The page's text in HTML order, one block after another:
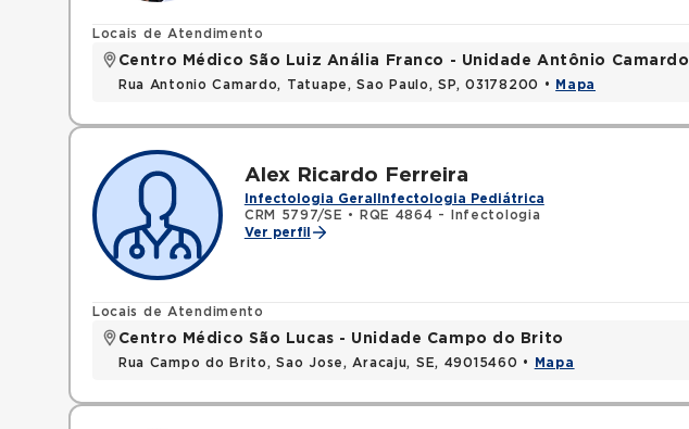
Locais de Atendimento
Centro Médico São Luiz Anália Franco - Unidade Antônio Camardo
Rua Antonio Camardo, Tatuape, Sao Paulo, SP, 03178200 • Mapa
Alex Ricardo Ferreira
Infectologia Geral
Infectologia Pediátrica
CRM 5797/SE •
RQE 4864 - Infectologia
Ver perfil
Locais de Atendimento
Centro Médico São Lucas - Unidade Campo do Brito
Rua Campo do Brito, Sao Jose, Aracaju, SE, 49015460 • Mapa